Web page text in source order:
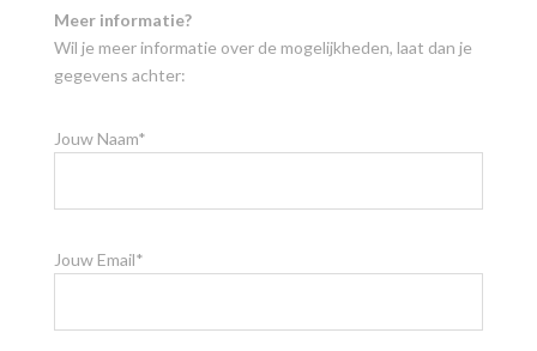
Meer informatie?
Wil je meer informatie over de mogelijkheden, laat dan je
gegevens achter:
Jouw Naam*
Jouw Email*